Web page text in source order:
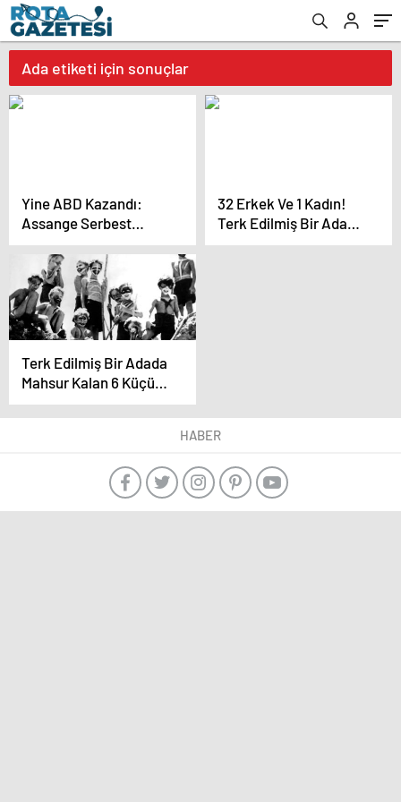
Ada etiketi için sonuçlar
Yine ABD Kazandı:
Assange Serbest
Kalacak
32 Erkek Ve 1 Kadın!
Terk Edilmiş Bir Adada
7 Yıl Onca Erkekle
Terk Edilmiş Bir Adada
Mahsur Kalan 6 Küçük
Çocuk! Onlar Gerçek
Birer Avcı…
HABER